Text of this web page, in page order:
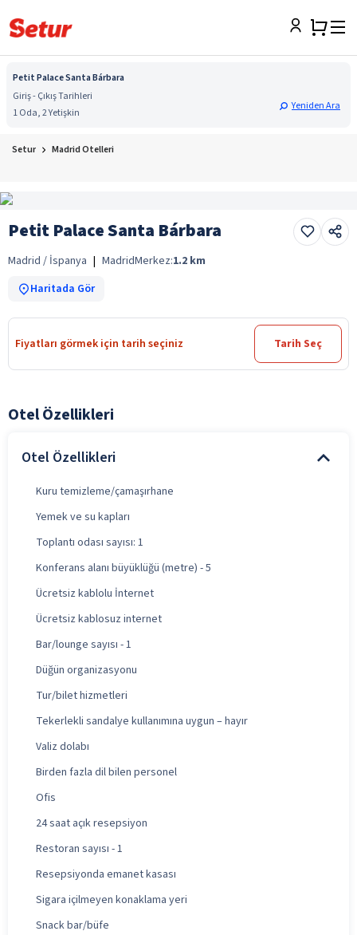
Petit Palace Santa Bárbara
Giriş - Çıkış Tarihleri
1 Oda, 2 Yetişkin
Yeniden Ara
Setur Madrid Otelleri
Petit Palace Santa Bárbara
Madrid / İspanya | MadridMerkez:1.2 km
Haritada Gör
Fiyatları görmek için tarih seçiniz Tarih Seç
Otel Özellikleri
Otel Özellikleri
Kuru temizleme/çamaşırhane
Yemek ve su kapları
Toplantı odası sayısı: 1
Konferans alanı büyüklüğü (metre) - 5
Ücretsiz kablolu İnternet
Ücretsiz kablosuz internet
Bar/lounge sayısı - 1
Düğün organizasyonu
Tur/bilet hizmetleri
Tekerlekli sandalye kullanımına uygun – hayır
Valiz dolabı
Birden fazla dil bilen personel
Ofis
24 saat açık resepsiyon
Restoran sayısı - 1
Resepsiyonda emanet kasası
Sigara içilmeyen konaklama yeri
Snack bar/büfe